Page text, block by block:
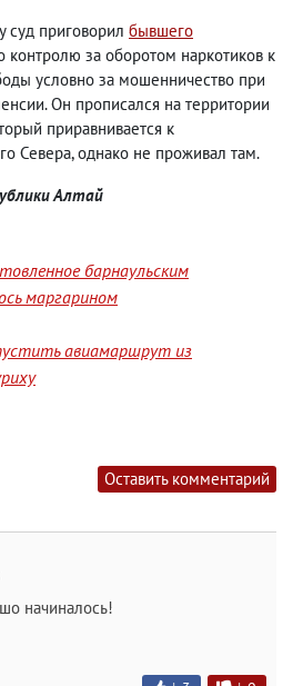
суд приговорил бывшего
контролю за оборотом наркотиков к
условно за мошенничество при
Он прописался на территории
приравнивается к
Севера, однако не проживал там.
Алтай
барнаульским
маргарином
авиамаршрут из
Оставить комментарий
начиналось!